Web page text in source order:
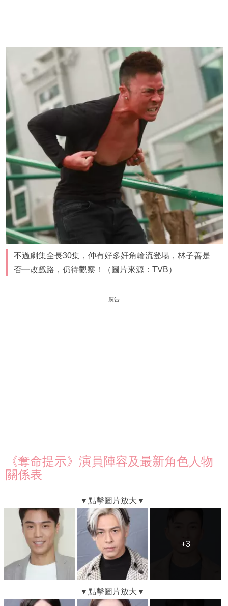
不過劇集全長30集，仲有好多奸角輪流登場，林子善是
否一改戲路，仍待觀察！（圖片來源：TVB）
廣告
《奪命提示》演員陣容及最新角色人物
關係表
+3
+3